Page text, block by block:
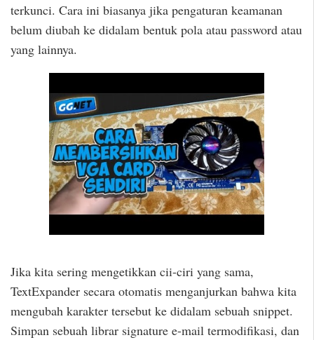
terkunci. Cara ini biasanya jika pengaturan keamanan
belum diubah ke didalam bentuk pola atau password atau
yang lainnya.
Jika kita sering mengetikkan cii-ciri yang sama,
TextExpander secara otomatis menganjurkan bahwa kita
mengubah karakter tersebut ke didalam sebuah snippet.
Simpan sebuah librar signature e-mail termodifikasi, dan